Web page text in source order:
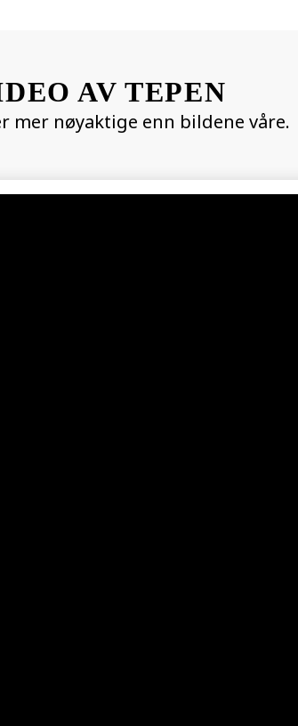
AV TEPEN
mer nøyaktige enn bildene våre.